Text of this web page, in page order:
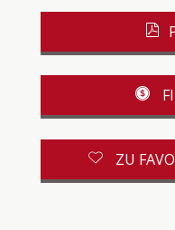
ZU